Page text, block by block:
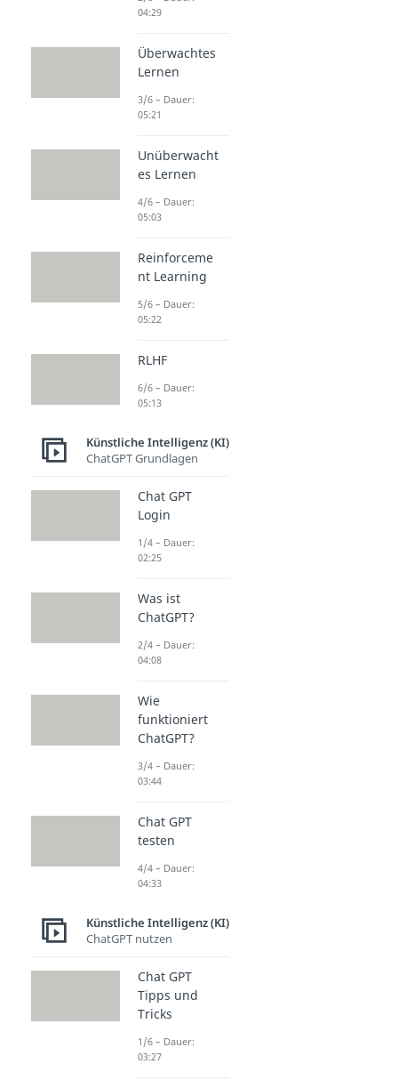
04:29
Überwachtes
Lernen
3/6 – Dauer:
05:21
Unüberwacht
es Lernen
4/6 – Dauer:
05:03
Reinforceme
nt Learning
5/6 – Dauer:
05:22
RLHF
6/6 – Dauer:
05:13
Künstliche Intelligenz (KI)
ChatGPT Grundlagen
Chat GPT
Login
1/4 – Dauer:
02:25
Was ist
ChatGPT?
2/4 – Dauer:
04:08
Wie
funktioniert
ChatGPT?
3/4 – Dauer:
03:44
Chat GPT
testen
4/4 – Dauer:
04:33
Künstliche Intelligenz (KI)
ChatGPT nutzen
Chat GPT
Tipps und
Tricks
1/6 – Dauer:
03:27